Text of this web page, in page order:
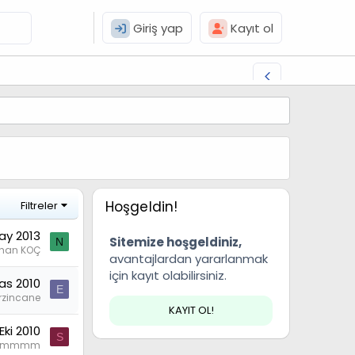
Giriş yap Kayıt ol
Filtreler
2013
KOÇ
N
2010 E
2010 S
Hoşgeldin!
Sitemize hoşgeldiniz,
avantajlardan yararlanmak
için kayıt olabilirsiniz.
KAYIT OL!